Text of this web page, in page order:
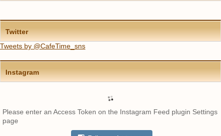
Twitter
Tweets by @CafeTime_sns
Instagram
Please enter an Access Token on the Instagram Feed plugin Settings
page